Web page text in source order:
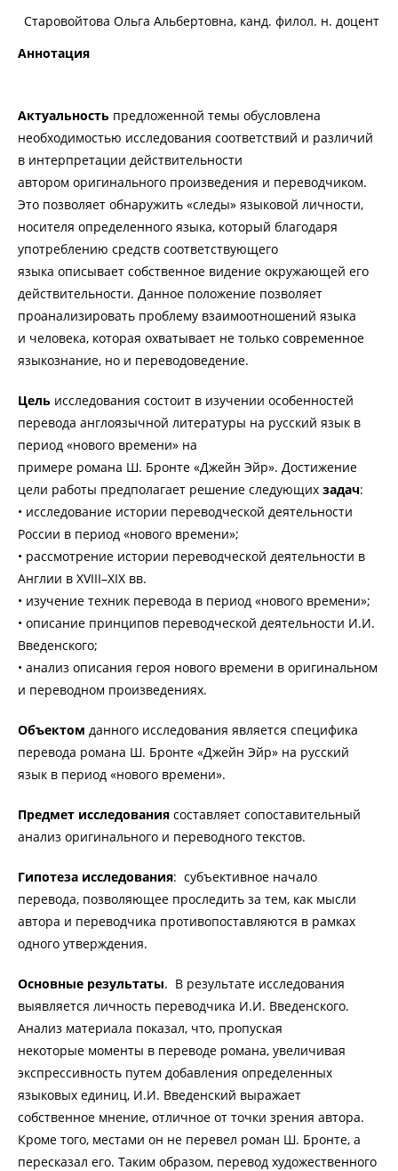
Старовойтова Ольга Альбертовна, канд. филол. н. доцент
Аннотация
Актуальность предложенной темы обусловлена
необходимостью исследования соответствий и различий
в интерпретации действительности
автором оригинального произведения и переводчиком.
Это позволяет обнаружить «следы» языковой личности,
носителя определенного языка, который благодаря
употреблению средств соответствующего
языка описывает собственное видение окружающей его
действительности. Данное положение позволяет
проанализировать проблему взаимоотношений языка
и человека, которая охватывает не только современное
языкознание, но и переводоведение.
Цель исследования состоит в изучении особенностей
перевода англоязычной литературы на русский язык в
период «нового времени» на
примере романа Ш. Бронте «Джейн Эйр». Достижение
цели работы предполагает решение следующих задач:
• исследование истории переводческой деятельности
России в период «нового времени»;
• рассмотрение истории переводческой деятельности в
Англии в XVIII–XIX вв.
• изучение техник перевода в период «нового времени»;
• описание принципов переводческой деятельности И.И.
Введенского;
• анализ описания героя нового времени в оригинальном
и переводном произведениях.
Объектом данного исследования является специфика
перевода романа Ш. Бронте «Джейн Эйр» на русский
язык в период «нового времени».
Предмет исследования составляет сопоставительный
анализ оригинального и переводного текстов.
Гипотеза исследования: субъективное начало
перевода, позволяющее проследить за тем, как мысли
автора и переводчика противопоставляются в рамках
одного утверждения.
Основные результаты. В результате исследования
выявляется личность переводчика И.И. Введенского.
Анализ материала показал, что, пропуская
некоторые моменты в переводе романа, увеличивая
экспрессивность путем добавления определенных
языковых единиц, И.И. Введенский выражает
собственное мнение, отличное от точки зрения автора.
Кроме того, местами он не перевел роман Ш. Бронте, а
пересказал его. Таким образом, перевод художественного